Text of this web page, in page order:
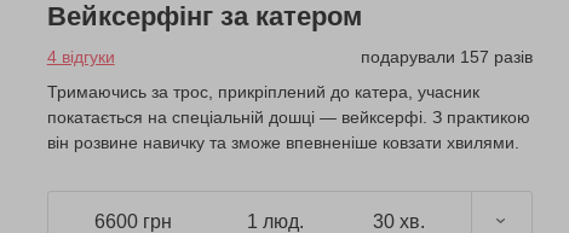
Вейксерфінг за катером
4 відгуки
подарували 157 разів
Тримаючись за трос, прикріплений до катера, учасник
покатається на спеціальній дошці — вейксерфі. З практикою
він розвине навичку та зможе впевненіше ковзати хвилями.
6600 грн 1 люд. 30 хв.